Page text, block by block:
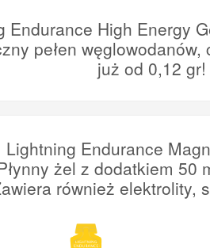
Endurance High Energy
pełen
już od 0,12 gr!
Lightning Endurance
żel z dodatkiem 50
również elektrolity,